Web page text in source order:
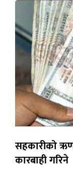
सहकारीको
कारबाही गरिने